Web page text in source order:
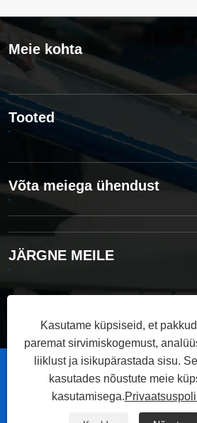
Meie kohta
Tooted
Võta meiega ühendust
JÄRGNE MEILE
Autoriõigus © 2025 Dongguan Hoystar
õigused kaitstud.
Kasutame küpsiseid, et
paremat sirvimiskogemust,
liiklust ja isikupärastada sisu.
kasutades nõustute meie
kasutamisega.